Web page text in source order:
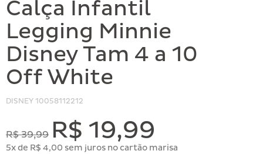
Calça Infantil
Legging Minnie
Disney Tam 4 a 10
Off White
DISNEY 10058112212
R$ 39,99 R$ 19,99
5x de R$ 4,00 sem juros no cartão marisa